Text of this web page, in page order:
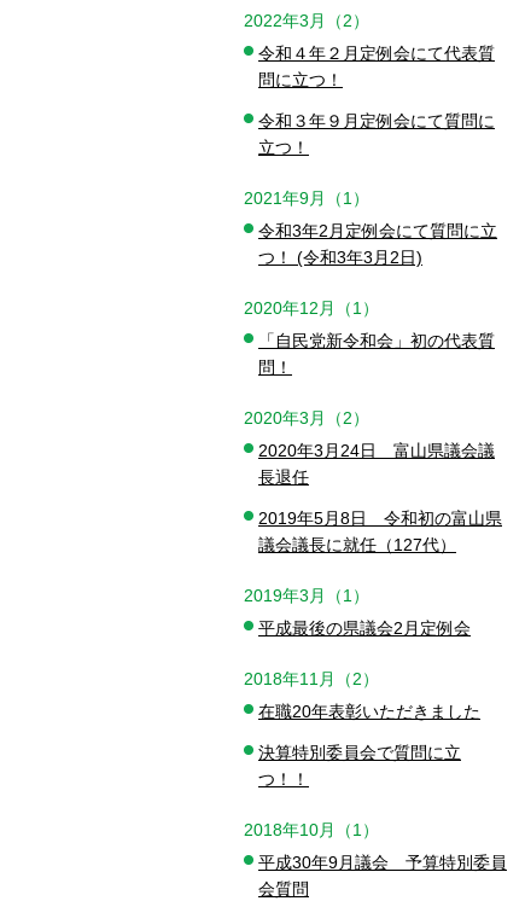
2022年3月（2）
令和４年２月定例会にて代表質
問に立つ！
令和３年９月定例会にて質問に
立つ！
2021年9月（1）
令和3年2月定例会にて質問に立
つ！ (令和3年3月2日)
2020年12月（1）
「自民党新令和会」初の代表質
問！
2020年3月（2）
2020年3月24日 富山県議会議
長退任
2019年5月8日 令和初の富山県
議会議長に就任（127代）
2019年3月（1）
平成最後の県議会2月定例会
2018年11月（2）
在職20年表彰いただきました
決算特別委員会で質問に立
つ！！
2018年10月（1）
平成30年9月議会 予算特別委員
会質問